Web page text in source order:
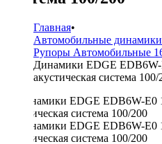
Главная•
Автомобильные
Рупоры Автомобильные
Динамики EDGE
акустическая система 100/